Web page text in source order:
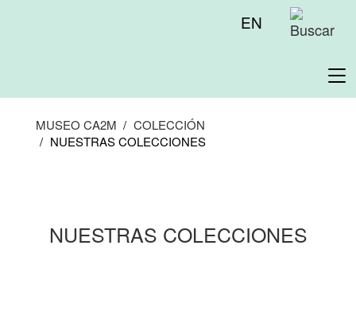
Menú
superior
EN
MUSEO CA2M
COLECCIÓN
NUESTRAS COLECCIONES
NUESTRAS COLECCIONES